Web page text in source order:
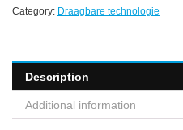
Category: Draagbare technologie
Description
Additional information